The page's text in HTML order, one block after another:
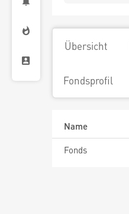
Übersicht
Fondsprofil
Name
Fonds